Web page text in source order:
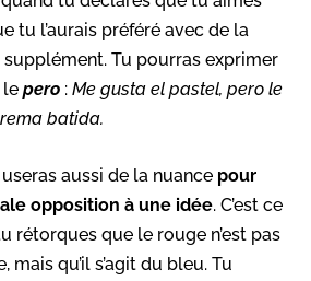
tu l’aurais préféré avec de la
Tu pourras exprimer
le pero : Me gusta el pastel, pero le
batida.
aussi de la nuance pour
opposition à une idée. C’est ce
rétorques que le rouge n’est pas
qu’il s’agit du bleu. Tu